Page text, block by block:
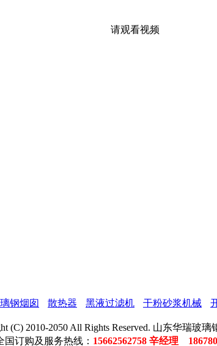
请观看视频
钢烟囱 散热器 黑液过滤机 干粉砂浆机械
(C) 2010-2050 All Rights Reserved. 山东华瑞玻
订购及服务热线： 15662562758 辛经理